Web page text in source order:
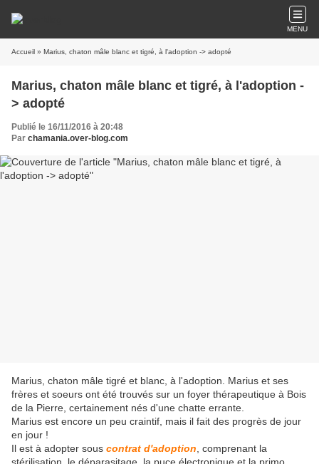
MENU
Accueil » Marius, chaton mâle blanc et tigré, à l'adoption -> adopté
Marius, chaton mâle blanc et tigré, à l'adoption -
> adopté
Publié le 16/11/2016 à 20:48
Par chamania.over-blog.com
Marius, chaton mâle tigré et blanc, à l'adoption. Marius et ses
frères et soeurs ont été trouvés sur un foyer thérapeutique à Bois
de la Pierre, certainement nés d'une chatte errante.
Marius est encore un peu craintif, mais il fait des progrès de jour
en jour !
Il est à adopter sous contrat d'adoption , comprenant la